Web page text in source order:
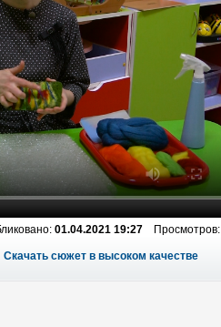
01.04.2021 19:27 Просмотров:
Скачать сюжет в высоком качестве